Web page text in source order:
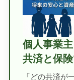
個人事業
共済と保
「どの共済が